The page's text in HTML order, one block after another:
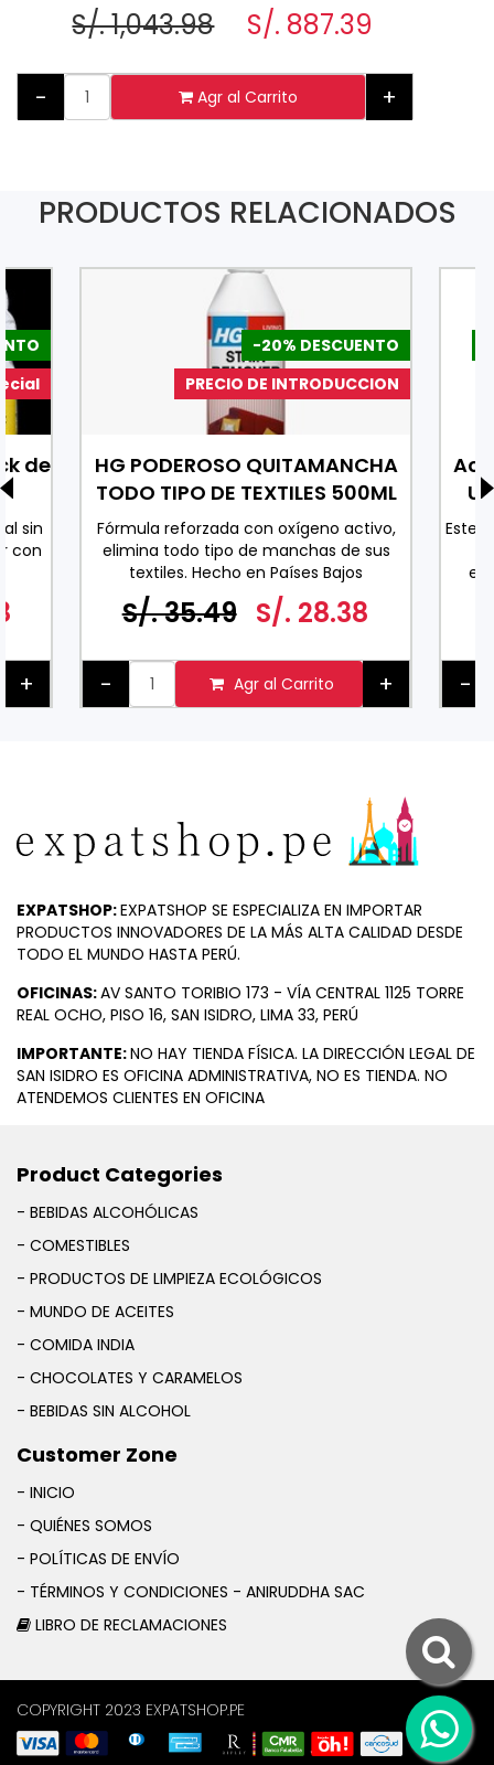
S/. 1,043.98 S/. 887.39
- Agr al Carrito +
PRODUCTOS RELACIONADOS
de
sin
con
+
-20% DESCUENTO
PRECIO DE INTRODUCCION
HG PODEROSO QUITAMANCHA
TODO TIPO DE TEXTILES 500ML
Fórmula reforzada con oxígeno activo,
elimina todo tipo de manchas de sus
textiles. Hecho en Países Bajos
S/. 35.49 S/. 28.38
- Agr al Carrito +
Este
-
EXPATSHOP:EXPATSHOP SE ESPECIALIZA EN IMPORTAR
PRODUCTOS INNOVADORES DE LA MÁS ALTA CALIDAD DESDE
TODO EL MUNDO HASTA PERÚ.
OFICINAS:AV SANTO TORIBIO 173 - VÍA CENTRAL 1125 TORRE
REAL OCHO, PISO 16, SAN ISIDRO, LIMA 33, PERÚ
IMPORTANTE:NO HAY TIENDA FÍSICA. LA DIRECCIÓN LEGAL DE
SAN ISIDRO ES OFICINA ADMINISTRATIVA, NO ES TIENDA. NO
ATENDEMOS CLIENTES EN OFICINA
Product Categories
- BEBIDAS ALCOHÓLICAS
- COMESTIBLES
- PRODUCTOS DE LIMPIEZA ECOLÓGICOS
- MUNDO DE ACEITES
- COMIDA INDIA
- CHOCOLATES Y CARAMELOS
- BEBIDAS SIN ALCOHOL
Customer Zone
- INICIO
- QUIÉNES SOMOS
- POLÍTICAS DE ENVÍO
- TÉRMINOS Y CONDICIONES - ANIRUDDHA SAC
LIBRO DE RECLAMACIONES
COPYRIGHT 2023 EXPATSHOP.PE